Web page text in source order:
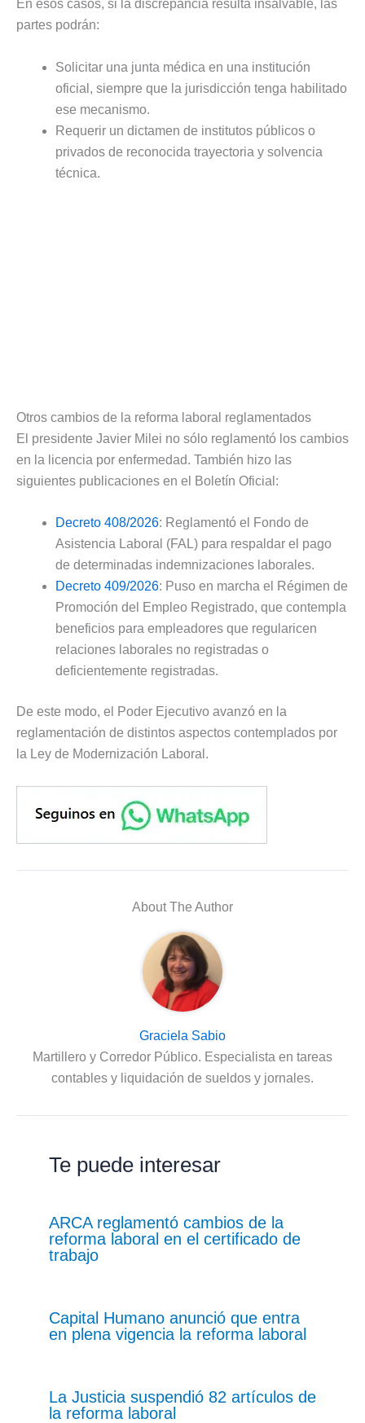
En esos casos, si la discrepancia resulta insalvable, las
partes podrán:
Solicitar una junta médica en una institución
oficial, siempre que la jurisdicción tenga habilitado
ese mecanismo.
Requerir un dictamen de institutos públicos o
privados de reconocida trayectoria y solvencia
técnica.
Otros cambios de la reforma laboral reglamentados
El presidente Javier Milei no sólo reglamentó los cambios
en la licencia por enfermedad. También hizo las
siguientes publicaciones en el Boletín Oficial:
Decreto 408/2026: Reglamentó el Fondo de
Asistencia Laboral (FAL) para respaldar el pago
de determinadas indemnizaciones laborales.
Decreto 409/2026: Puso en marcha el Régimen de
Promoción del Empleo Registrado, que contempla
beneficios para empleadores que regularicen
relaciones laborales no registradas o
deficientemente registradas.
De este modo, el Poder Ejecutivo avanzó en la
reglamentación de distintos aspectos contemplados por
la Ley de Modernización Laboral.
About The Author
Graciela Sabio
Martillero y Corredor Público. Especialista en tareas
contables y liquidación de sueldos y jornales.
Te puede interesar
ARCA reglamentó cambios de la
reforma laboral en el certificado de
trabajo
Capital Humano anunció que entra
en plena vigencia la reforma laboral
La Justicia suspendió 82 artículos de
la reforma laboral